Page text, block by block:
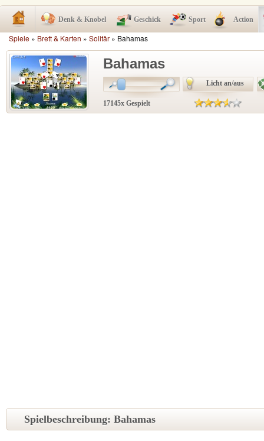
Denk & Knobel Geschick Sport Action
Spiele » Brett & Karten » Solitär » Bahamas
Bahamas
Licht an/aus
17145x Gespielt
Spielbeschreibung: Bahamas